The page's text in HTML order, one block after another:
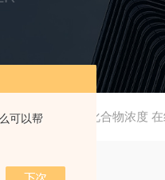
可以帮
析仪 芳香烃化合物浓度